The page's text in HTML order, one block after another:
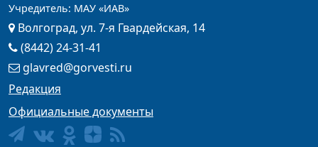
Учредитель: МАУ «ИАВ»
Волгоград, ул. 7-я Гвардейская, 14
(8442) 24-31-41
glavred@gorvesti.ru
Редакция
Официальные документы